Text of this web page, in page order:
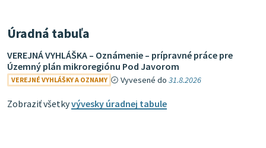
Úradná tabuľa
VEREJNÁ VYHLÁŠKA – Oznámenie – prípravné práce pre
Územný plán mikroregiónu Pod Javorom
VEREJNÉ VYHLÁŠKY A OZNAMY Vyvesené do31.8.2026
Zobraziť všetkyvývesky úradnej tabule